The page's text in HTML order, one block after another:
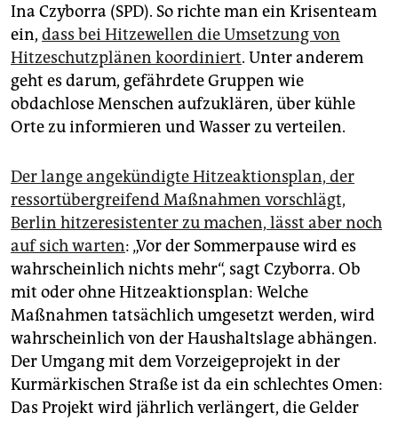
Ina Czyborra (SPD). So richte man ein Krisenteam
ein, dass bei Hitzewellen die Umsetzung von
Hitzeschutzplänen koordiniert. Unter anderem
geht es darum, gefährdete Gruppen wie
obdachlose Menschen aufzuklären, über kühle
Orte zu informieren und Wasser zu verteilen.
Der lange angekündigte Hitzeaktionsplan, der
ressortübergreifend Maßnahmen vorschlägt,
Berlin hitzeresistenter zu machen, lässt aber noch
auf sich warten: „Vor der Sommerpause wird es
wahrscheinlich nichts mehr“, sagt Czyborra. Ob
mit oder ohne Hitzeaktionsplan: Welche
Maßnahmen tatsächlich umgesetzt werden, wird
wahrscheinlich von der Haushaltslage abhängen.
Der Umgang mit dem Vorzeigeprojekt in der
Kurmärkischen Straße ist da ein schlechtes Omen:
Das Projekt wird jährlich verlängert, die Gelder